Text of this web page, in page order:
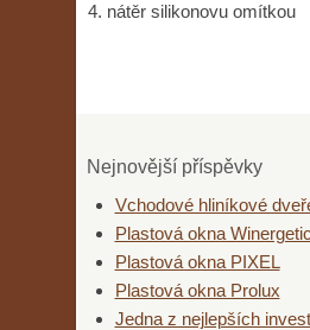
4. nátěr silikonovu omítkou
Nejnovější příspěvky
Vchodové hliníkové
Plastová okna Winergetic
Plastová okna PIXEL
Plastová okna Prolux
Jedna z nejlepších